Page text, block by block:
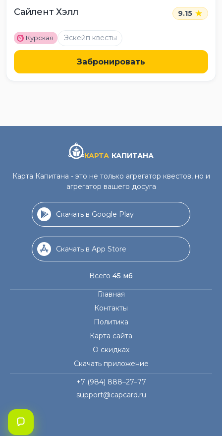
Сайлент Хэлл 9.15
M Курская Эскейп квесты
Забронировать
КАРТА КАПИТАНА
Карта Капитана - это не только агрегатор квестов, но и
агрегатор вашего досуга
Скачать в Google Play
Скачать в App Store
Всего 45 мб
Главная
Контакты
Политика
Карта сайта
О скидках
Скачать приложение
+7 (984) 888–27–77
support@capcard.ru